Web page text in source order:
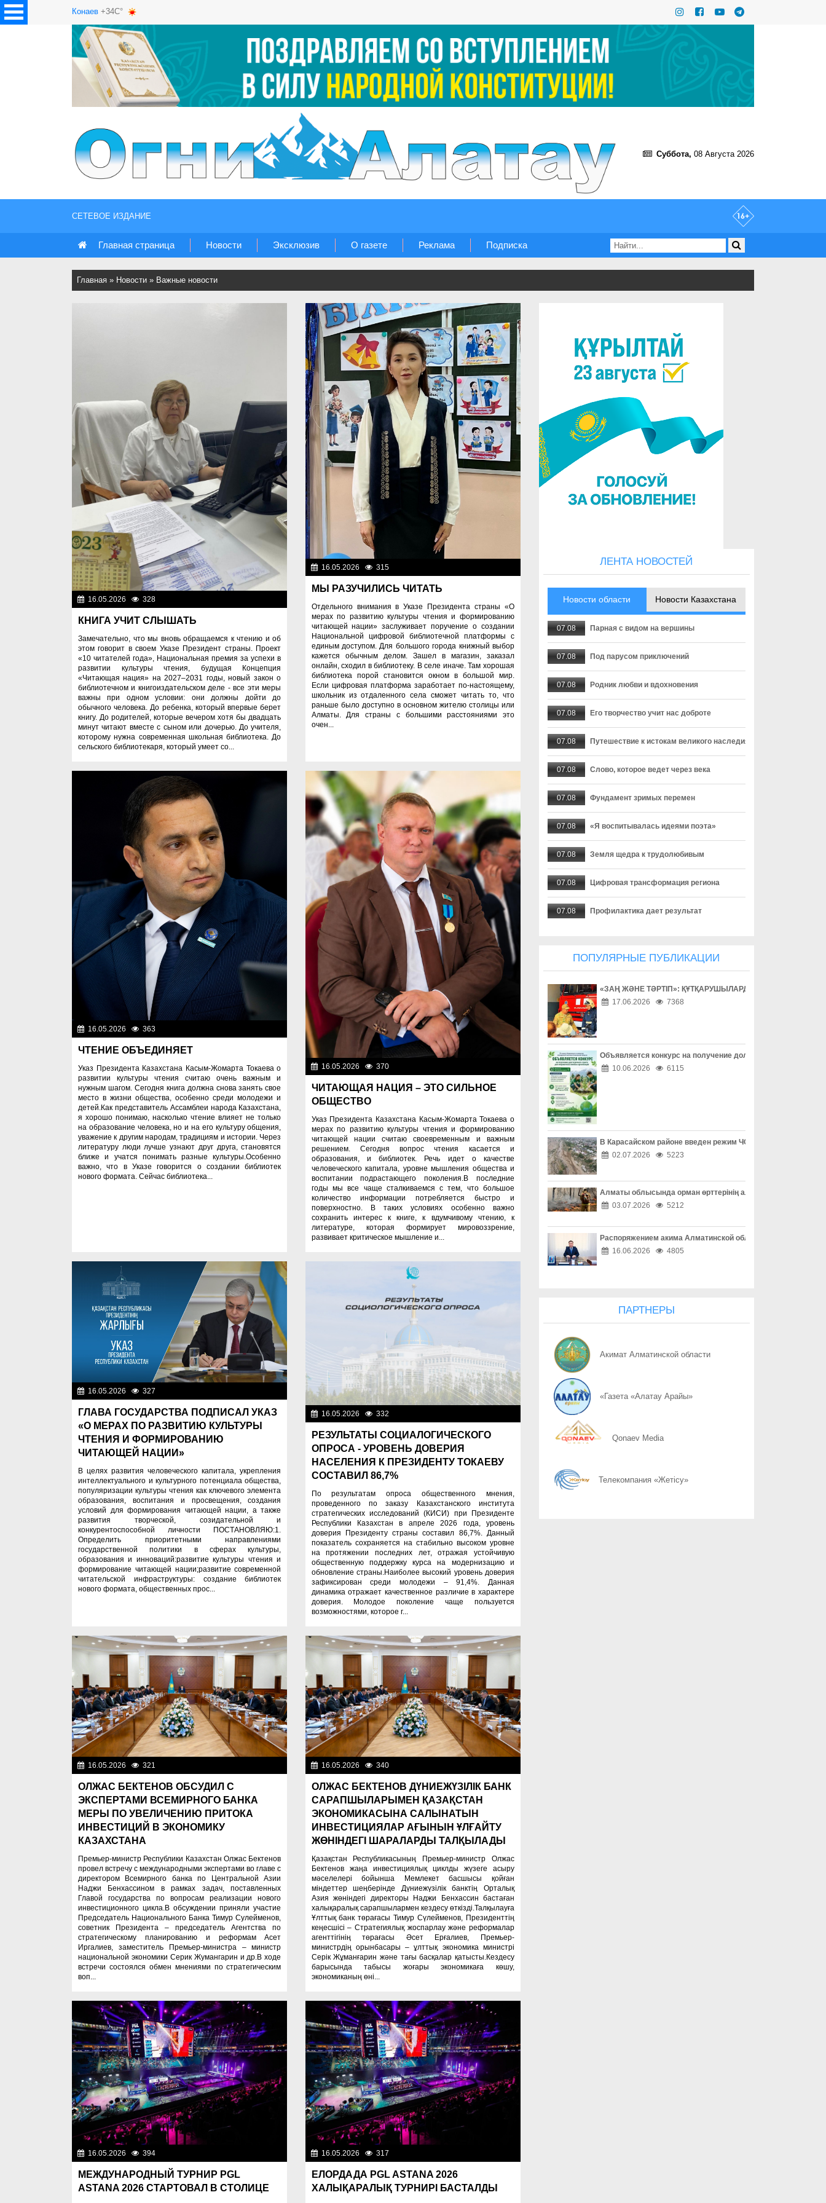
Конаев +34C°
Суббота, 08 Августа 2026
СЕТЕВОЕ ИЗДАНИЕ
Главная страница Новости Эксклюзив О газете Реклама Подписка
Главная » Новости » Важные новости
16.05.2026 328
КНИГА УЧИТ СЛЫШАТЬ
Замечательно, что мы вновь обращаемся к чтению и об
этом говорит в своем Указе Президент страны. Проект
«10 читателей года», Национальная премия за успехи в
развитии культуры чтения, будущая Концепция
«Читающая нация» на 2027–2031 годы, новый закон о
библиотечном и книгоиздательском деле - все эти меры
важны при одном условии: они должны дойти до
обычного человека. До ребенка, который впервые берет
книгу. До родителей, которые вечером хотя бы двадцать
минут читают вместе с сыном или дочерью. До учителя,
которому нужна современная школьная библиотека. До
сельского библиотекаря, который умеет со...
16.05.2026 315
МЫ РАЗУЧИЛИСЬ ЧИТАТЬ
Отдельного внимания в Указе Президента страны «О
мерах по развитию культуры чтения и формированию
читающей нации» заслуживает поручение о создании
Национальной цифровой библиотечной платформы с
единым доступом. Для большого города книжный выбор
кажется обычным делом. Зашел в магазин, заказал
онлайн, сходил в библиотеку. В селе иначе. Там хорошая
библиотека порой становится окном в большой мир.
Если цифровая платформа заработает по-настоящему,
школьник из отдаленного села сможет читать то, что
раньше было доступно в основном жителю столицы или
Алматы. Для страны с большими расстояниями это
очен...
16.05.2026 363
ЧТЕНИЕ ОБЪЕДИНЯЕТ
Указ Президента Казахстана Касым-Жомарта Токаева о
развитии культуры чтения считаю очень важным и
нужным шагом. Сегодня книга должна снова занять свое
место в жизни общества, особенно среди молодежи и
детей.Как представитель Ассамблеи народа Казахстана,
я хорошо понимаю, насколько чтение влияет не только
на образование человека, но и на его культуру общения,
уважение к другим народам, традициям и истории. Через
литературу люди лучше узнают друг друга, становятся
ближе и учатся понимать разные культуры.Особенно
важно, что в Указе говорится о создании библиотек
нового формата. Сейчас библиотека...
16.05.2026 370
ЧИТАЮЩАЯ НАЦИЯ – ЭТО СИЛЬНОЕ
ОБЩЕСТВО
Указ Президента Казахстана Касым-Жомарта Токаева о
мерах по развитию культуры чтения и формированию
читающей нации считаю своевременным и важным
решением. Сегодня вопрос чтения касается и
образования, и библиотек. Речь идет о качестве
человеческого капитала, уровне мышления общества и
воспитании подрастающего поколения.В последние
годы мы все чаще сталкиваемся с тем, что большое
количество информации потребляется быстро и
поверхностно. В таких условиях особенно важно
сохранить интерес к книге, к вдумчивому чтению, к
литературе, которая формирует мировоззрение,
развивает критическое мышление и...
16.05.2026 327
ГЛАВА ГОСУДАРСТВА ПОДПИСАЛ УКАЗ
«О МЕРАХ ПО РАЗВИТИЮ КУЛЬТУРЫ
ЧТЕНИЯ И ФОРМИРОВАНИЮ
ЧИТАЮЩЕЙ НАЦИИ»
В целях развития человеческого капитала, укрепления
интеллектуального и культурного потенциала общества,
популяризации культуры чтения как ключевого элемента
образования, воспитания и просвещения, создания
условий для формирования читающей нации, а также
развития творческой, созидательной и
конкурентоспособной личности ПОСТАНОВЛЯЮ:1.
Определить приоритетными направлениями
государственной политики в сферах культуры,
образования и инноваций:развитие культуры чтения и
формирование читающей нации;развитие современной
читательской инфраструктуры: создание библиотек
нового формата, общественных прос...
16.05.2026 332
РЕЗУЛЬТАТЫ СОЦИАЛОГИЧЕСКОГО
ОПРОСА - УРОВЕНЬ ДОВЕРИЯ
НАСЕЛЕНИЯ К ПРЕЗИДЕНТУ ТОКАЕВУ
СОСТАВИЛ 86,7%
По результатам опроса общественного мнения,
проведенного по заказу Казахстанского института
стратегических исследований (КИСИ) при Президенте
Республики Казахстан в апреле 2026 года, уровень
доверия Президенту страны составил 86,7%. Данный
показатель сохраняется на стабильно высоком уровне
на протяжении последних лет, отражая устойчивую
общественную поддержку курса на модернизацию и
обновление страны.Наиболее высокий уровень доверия
зафиксирован среди молодежи – 91,4%. Данная
динамика отражает качественное различие в характере
доверия. Молодое поколение чаще пользуется
возможностями, которое г...
16.05.2026 321
ОЛЖАС БЕКТЕНОВ ОБСУДИЛ С
ЭКСПЕРТАМИ ВСЕМИРНОГО БАНКА
МЕРЫ ПО УВЕЛИЧЕНИЮ ПРИТОКА
ИНВЕСТИЦИЙ В ЭКОНОМИКУ
КАЗАХСТАНА
Премьер-министр Республики Казахстан Олжас Бектенов
провел встречу с международными экспертами во главе с
директором Всемирного банка по Центральной Азии
Наджи Бенхассином в рамках задач, поставленных
Главой государства по вопросам реализации нового
инвестиционного цикла.В обсуждении приняли участие
Председатель Национального Банка Тимур Сулейменов,
советник Президента – председатель Агентства по
стратегическому планированию и реформам Асет
Иргалиев, заместитель Премьер-министра – министр
национальной экономики Серик Жумангарин и др.В ходе
встречи состоялся обмен мнениями по стратегическим
воп...
16.05.2026 340
ОЛЖАС БЕКТЕНОВ ДҮНИЕЖҮЗІЛІК БАНК
САРАПШЫЛАРЫМЕН ҚАЗАҚСТАН
ЭКОНОМИКАСЫНА САЛЫНАТЫН
ИНВЕСТИЦИЯЛАР АҒЫНЫН ҰЛҒАЙТУ
ЖӨНІНДЕГІ ШАРАЛАРДЫ ТАЛҚЫЛАДЫ
Қазақстан Республикасының Премьер-министр Олжас
Бектенов жаңа инвестициялық циклды жүзеге асыру
мәселелері бойынша Мемлекет басшысы қойған
міндеттер шеңберінде Дүниежүзілік банктің Орталық
Азия жөніндегі директоры Наджи Бенхассин бастаған
халықаралық сарапшылармен кездесу өткізді.Талқылауға
Ұлттық банк төрағасы Тимур Сүлейменов, Президенттің
кеңесшісі – Стратегиялық жоспарлау және реформалар
агенттігінің төрағасы Әсет Ерғалиев, Премьер-
министрдің орынбасары – ұлттық экономика министрі
Серік Жұманғарин және тағы басқалар қатысты.Кездесу
барысында табысы жоғары экономикаға көшу,
экономиканың өні...
16.05.2026 394
МЕЖДУНАРОДНЫЙ ТУРНИР PGL
ASTANA 2026 СТАРТОВАЛ В СТОЛИЦЕ
16.05.2026 317
ЕЛОРДАДА PGL ASTANA 2026
ХАЛЫҚАРАЛЫҚ ТУРНИРІ БАСТАЛДЫ
ЛЕНТА НОВОСТЕЙ
Новости области Новости Казахстана
07.08 Парная с видом на вершины
07.08 Под парусом приключений
07.08 Родник любви и вдохновения
07.08 Его творчество учит нас доброте
07.08 Путешествие к истокам великого наследия
07.08 Слово, которое ведет через века
07.08 Фундамент зримых перемен
07.08 «Я воспитывалась идеями поэта»
07.08 Земля щедра к трудолюбивым
07.08 Цифровая трансформация региона
07.08 Профилактика дает результат
07.08 Урожайный сезон для местных аграриев
07.08 Акция добра и помощи
07.08 Драйвер развития экономики
07.08 Цифровая медицина становится ближе
07.08 Защита детей требует совместных действий
07.08 Свыше 1900 ИИ-фильмов из более чем 90 стран поступило на
07.08 У граждан высокие ожидания от выборов в Курултай – опрос
07.08 ОТБАСЫ – ОТАН ҚОРҒАУШЫНЫҢ БЕРІК ТІРЕГІ
07.08 Более 100 объектов планируется построить в Алматинской
Безопасный атом начинается с науки: какую роль играют
07.08
07.08 Слово ведет к знаниям
ПОПУЛЯРНЫЕ ПУБЛИКАЦИИ
«ЗАҢ ЖӘНЕ ТӘРТІП»: ҚҰТҚАРУШЫЛАРДЫҢ ЕҢБЕГІМЕН
17.06.2026
7368
Объявляется конкурс на получение долгосрочного гранта
10.06.2026
6115
В Карасайском районе введен режим ЧС местного масштаба
02.07.2026
5223
Алматы облысында орман өрттерінің алдын алу жұмыстары
03.07.2026
5212
Распоряжением акима Алматинской области Куаныш
16.06.2026
4805
ПАРТНЕРЫ
Акимат Алматинской области
«Газета «Алатау Арайы»
Qonaev Media
Телекомпания «Жетісу»